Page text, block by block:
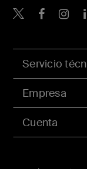
Cuenta
Servicio
Empresa
Belkin